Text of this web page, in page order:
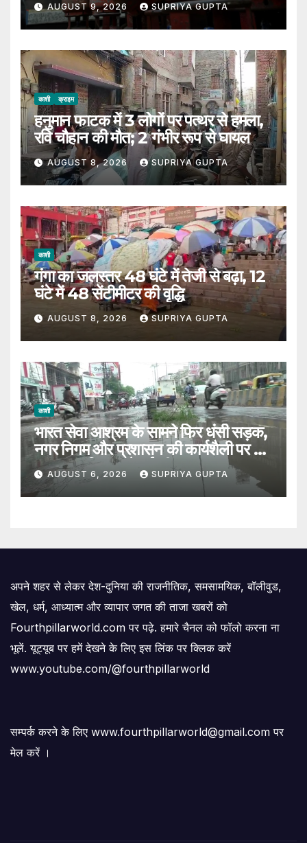
AUGUST 9, 2026 SUPRIYA GUPTA
काशी क्राइम
हनुमान फाटक में 3 लोगों पर पत्थर से हमला,
रवि चौहान की मौत; 2 गंभीर रूप से घायल
AUGUST 8, 2026 SUPRIYA GUPTA
काशी
गंगा का जलस्तर 48 घंटे में तेजी से बढ़ा, 12
घंटे में 48 सेंटीमीटर की वृद्धि
AUGUST 8, 2026 SUPRIYA GUPTA
काशी
भारत सेवा आश्रम के सामने फिर धंसी सड़क,
नगर निगम और प्रशासन की कार्यशैली पर उठे
सवाल, 7 दिन पहले हुई थी मरम्मत
AUGUST 6, 2026 SUPRIYA GUPTA
अपने शहर से लेकर देश-दुनिया की राजनीतिक, समसामयिक, बॉलीवुड,
खेल, धर्म, आध्यात्म और व्यापार जगत की ताजा खबरों को
Fourthpillarworld.com पर पढ़े. हमारे चैनल को फॉलो करना ना
भूलें. यूट्यूब पर हमें देखने के लिए इस लिंक पर क्लिक करें
www.youtube.com/@fourthpillarworld
सम्पर्क करने के लिए www.fourthpillarworld@gmail.com पर
मेल करें ।